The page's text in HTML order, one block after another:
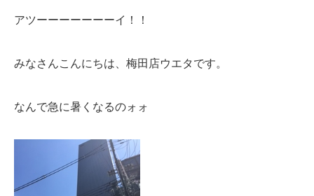
アツーーーーーーーイ！！
みなさんこんにちは、梅田店ウエタです。
なんで急に暑くなるのォォ